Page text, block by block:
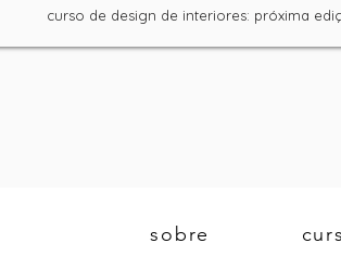
de design de interiores: próxima
sobre